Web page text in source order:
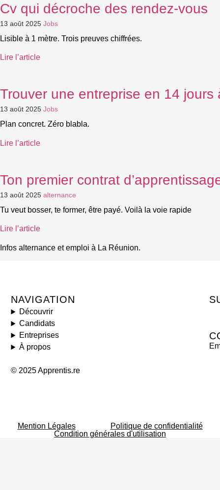
Cv qui décroche des rendez-vous
13 août 2025 Jobs
Lisible à 1 mètre. Trois preuves chiffrées.
Lire l’article
Trouver une entreprise en 14 jours
13 août 2025 Jobs
Plan concret. Zéro blabla.
Lire l’article
Ton premier contrat
13 août 2025 alternance
Tu veut bosser, te former, être payé. Voilà la voie rapide
Lire l’article
Infos alternance et emploi à La Réunion.
NAVIGATION
Découvrir
Candidats
Entreprises
À propos
© 2025 Apprentis.re
Mention Légales
Politique de confidentialité
Condition générales d'utilisation